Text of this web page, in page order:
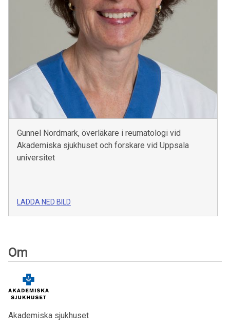
Gunnel Nordmark, överläkare i reumatologi vid
Akademiska sjukhuset och forskare vid Uppsala
universitet
LADDA NED BILD
Om
Akademiska sjukhuset